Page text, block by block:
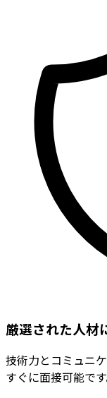
厳選された人材
技術力とコミュニ
すぐに面接可能です